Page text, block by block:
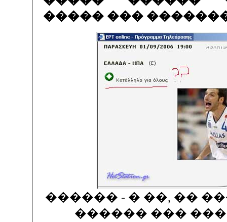
����� ���
������ - � ��, ��
������ ���